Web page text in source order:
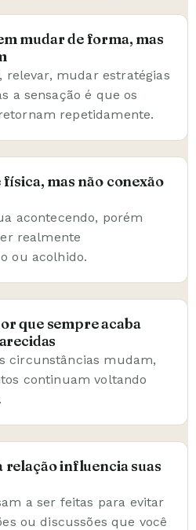
mudar de forma, mas
relevar, mudar estratégias
a sensação é que os
repetidamente.
mas não conexão
acontecendo, porém
realmente
ou acolhido.
que sempre acaba
circunstâncias mudam,
continuam voltando
relação influencia suas
a ser feitas para evitar
ou discussões que você